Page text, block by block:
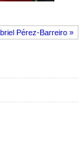
Pérez-Barreiro »